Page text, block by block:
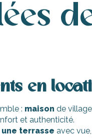
en
: maison de
et authenticité.
une terrasse avec